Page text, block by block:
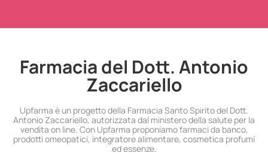
Farmacia del Dott. Antonio
Zaccariello
Upfarma è un progetto della Farmacia Santo Spirito del Dott.
Antonio Zaccariello, autorizzata dal ministero della salute per la
vendita on line. Con Upfarma proponiamo farmaci da banco,
prodotti omeopatici, integratore alimentare, cosmetica profumi
ed essenze.